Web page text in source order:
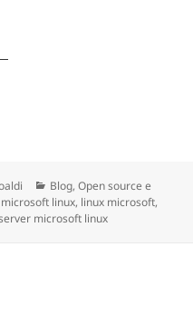
Categorie
Blog,Open source e
linux, linux microsoft,
microsoft linux